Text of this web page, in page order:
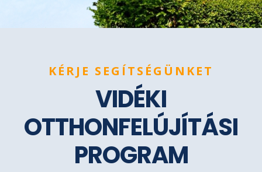
KÉRJE SEGÍTSÉGÜNKET
VIDÉKI
OTTHONFELÚJÍTÁSI
PROGRAM